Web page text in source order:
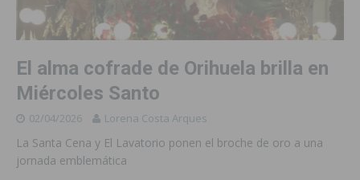
El alma cofrade de Orihuela brilla en
Miércoles Santo
02/04/2026 Lorena Costa Arques
La Santa Cena y El Lavatorio ponen el broche de oro a una
jornada emblemática